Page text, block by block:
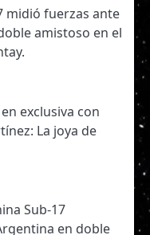
midió fuerzas ante
amistoso en el
exclusiva con
La joya de
Sub-17
en doble